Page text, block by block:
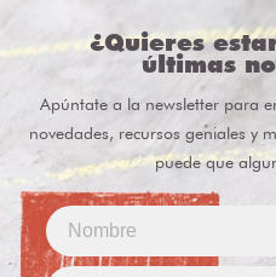
¿Quieres
últimas
Apúntate a la newsletter para
novedades, recursos geniales y
puede que